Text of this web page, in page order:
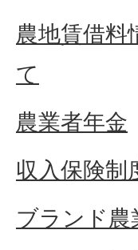
農地賃借料
て
農業者年金
収入保険制
ブランド農